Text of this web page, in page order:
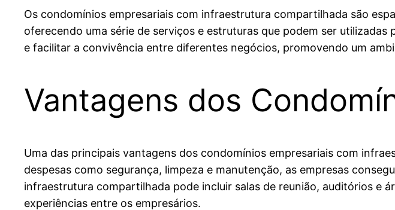
Os condomínios empresariais com infraestrutura compartilhada são
oferecendo uma série de serviços e estruturas que podem ser
e facilitar a convivência entre diferentes negócios, promovendo um
Vantagens dos
Uma das principais vantagens dos condomínios empresariais com
despesas como segurança, limpeza e manutenção, as empresas
infraestrutura compartilhada pode incluir salas de reunião, auditórios e
experiências entre os empresários.